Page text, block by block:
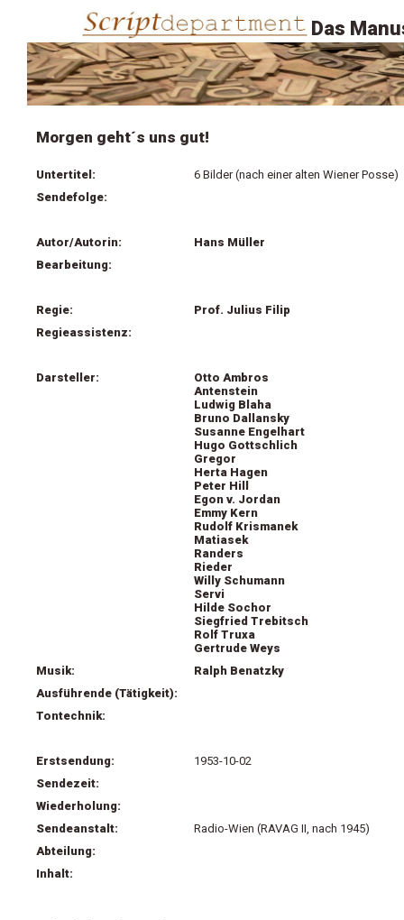
Das
Morgen geht´s uns gut!
Untertitel:
6 Bilder (nach einer alten Wiener Posse)
Sendefolge:
Autor/Autorin:
Hans Müller
Bearbeitung:
Regie:
Prof. Julius Filip
Regieassistenz:
Darsteller:
Otto Ambros
Antenstein
Ludwig Blaha
Bruno Dallansky
Susanne Engelhart
Hugo Gottschlich
Gregor
Herta Hagen
Peter Hill
Egon v. Jordan
Emmy Kern
Rudolf Krismanek
Matiasek
Randers
Rieder
Willy Schumann
Servi
Hilde Sochor
Siegfried Trebitsch
Rolf Truxa
Gertrude Weys
Musik:
Ralph Benatzky
Ausführende (Tätigkeit):
Tontechnik:
Erstsendung:
1953-10-02
Sendezeit:
Wiederholung:
Sendeanstalt:
Radio-Wien (RAVAG II, nach 1945)
Abteilung:
Inhalt: